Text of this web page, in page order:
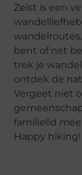
Zeist is een
bent of net
trek je
ontdek de
Vergeet niet
familielid
Happy hiking!